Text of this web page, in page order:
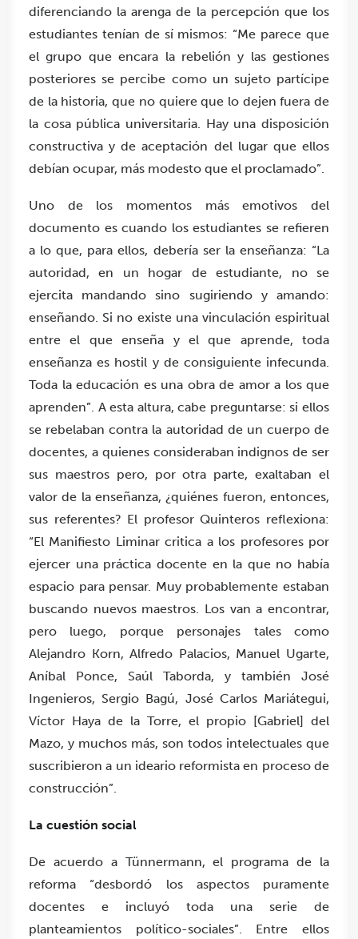
diferenciando la arenga de la percepción que los
estudiantes tenían de sí mismos: “Me parece que
el grupo que encara la rebelión y las gestiones
posteriores se percibe como un sujeto partícipe
de la historia, que no quiere que lo dejen fuera de
la cosa pública universitaria. Hay una disposición
constructiva y de aceptación del lugar que ellos
debían ocupar, más modesto que el proclamado”.
Uno de los momentos más emotivos del
documento es cuando los estudiantes se refieren
a lo que, para ellos, debería ser la enseñanza: “La
autoridad, en un hogar de estudiante, no se
ejercita mandando sino sugiriendo y amando:
enseñando. Si no existe una vinculación espiritual
entre el que enseña y el que aprende, toda
enseñanza es hostil y de consiguiente infecunda.
Toda la educación es una obra de amor a los que
aprenden”. A esta altura, cabe preguntarse: si ellos
se rebelaban contra la autoridad de un cuerpo de
docentes, a quienes consideraban indignos de ser
sus maestros pero, por otra parte, exaltaban el
valor de la enseñanza, ¿quiénes fueron, entonces,
sus referentes? El profesor Quinteros reflexiona:
“El Manifiesto Liminar critica a los profesores por
ejercer una práctica docente en la que no había
espacio para pensar. Muy probablemente estaban
buscando nuevos maestros. Los van a encontrar,
pero luego, porque personajes tales como
Alejandro Korn, Alfredo Palacios, Manuel Ugarte,
Aníbal Ponce, Saúl Taborda, y también José
Ingenieros, Sergio Bagú, José Carlos Mariátegui,
Víctor Haya de la Torre, el propio [Gabriel] del
Mazo, y muchos más, son todos intelectuales que
suscribieron a un ideario reformista en proceso de
construcción”.
La cuestión social
De acuerdo a Tünnermann, el programa de la
reforma “desbordó los aspectos puramente
docentes e incluyó toda una serie de
planteamientos político-sociales”. Entre ellos